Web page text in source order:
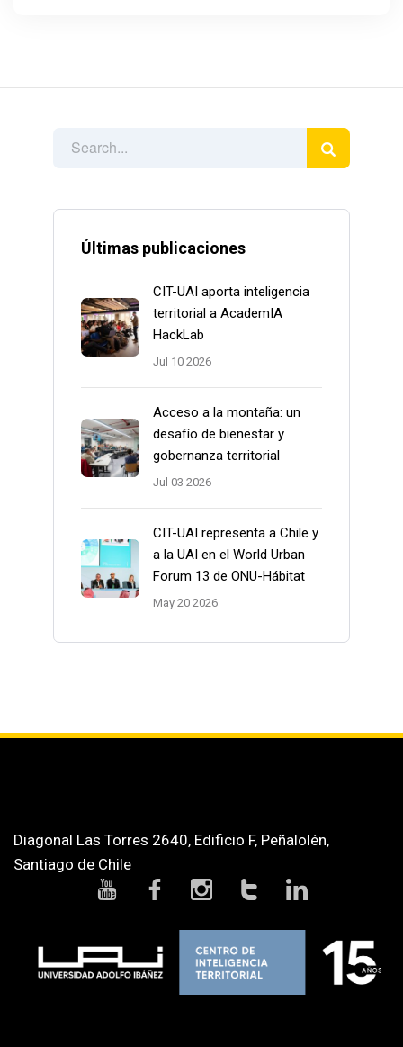
Últimas publicaciones
CIT-UAI aporta inteligencia
territorial a AcademIA
HackLab
Jul 10 2026
Acceso a la montaña: un
desafío de bienestar y
gobernanza territorial
Jul 03 2026
CIT-UAI representa a Chile y
a la UAI en el World Urban
Forum 13 de ONU-Hábitat
May 20 2026
Diagonal Las Torres 2640, Edificio F, Peñalolén,
Santiago de Chile